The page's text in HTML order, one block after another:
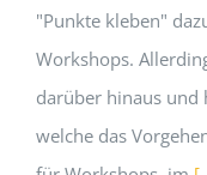
"Punkte kleben"
Workshops.
darüber hinaus und
welche das